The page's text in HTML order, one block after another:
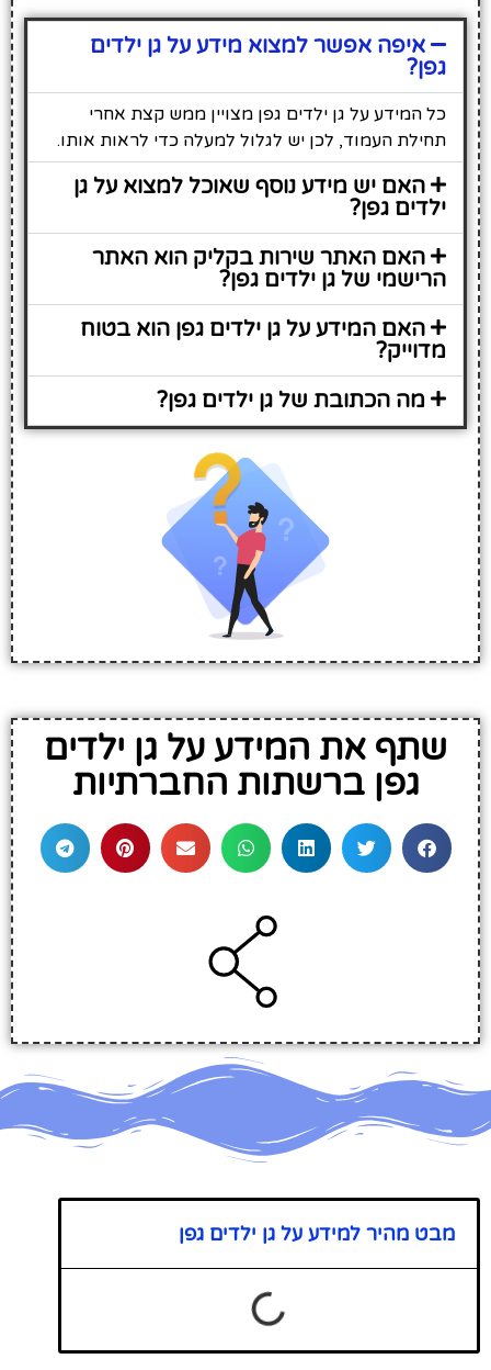
איפה אפשר למצוא מידע על גן ילדים
גפן?
כל המידע על גן ילדים גפן מצויין ממש קצת אחרי
תחילת העמוד, לכן יש לגלול למעלה כדי לראות אותו.
האם יש מידע נוסף שאוכל למצוא על גן
ילדים גפן?
האם האתר שירות בקליק הוא האתר
הרישמי של גן ילדים גפן?
האם המידע על גן ילדים גפן הוא בטוח
מדוייק?
מה הכתובת של גן ילדים גפן?
שתף את המידע על גן ילדים
גפן ברשתות החברתיות
מבט מהיר למידע על גן ילדים גפן